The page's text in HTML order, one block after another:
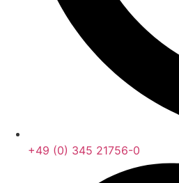
+49 (0) 345 21756-0